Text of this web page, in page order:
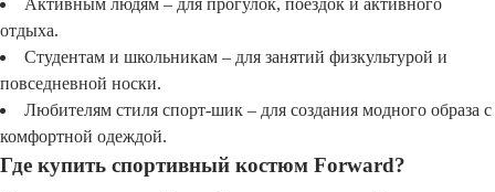
Активным людям – для прогулок, поездок и активного
отдыха.
Студентам и школьникам – для занятий физкультурой и
повседневной носки.
Любителям стиля спорт-шик – для создания модного образа с
комфортной одеждой.
Где купить спортивный костюм Forward?